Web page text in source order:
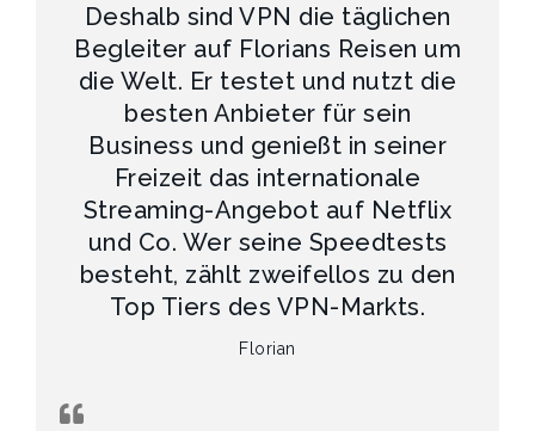
Deshalb sind VPN die täglichen
Begleiter auf Florians Reisen um
die Welt. Er testet und nutzt die
besten Anbieter für sein
Business und genießt in seiner
Freizeit das internationale
Streaming-Angebot auf Netflix
und Co. Wer seine Speedtests
besteht, zählt zweifellos zu den
Top Tiers des VPN-Markts.
Florian